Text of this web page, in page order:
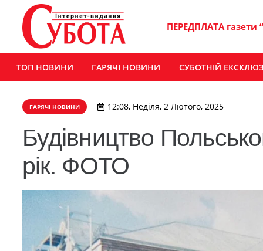
ПЕРЕДПЛАТА газети
ТОП НОВИНИ ГАРЯЧІ НОВИНИ СУБОТНІЙ
ГАРЯЧІ НОВИНИ 12:08, Неділя, 2 Лютого, 2025
Будівництво
рік. ФОТО